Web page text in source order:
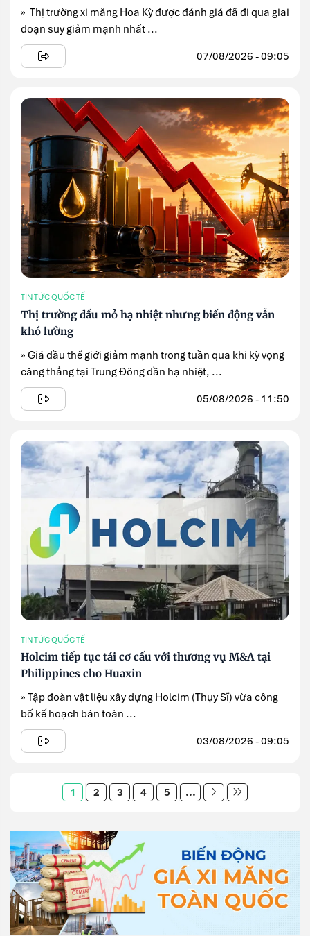
» Thị trường xi măng Hoa Kỳ được đánh giá đã đi qua giai
đoạn suy giảm mạnh nhất ...
07/08/2026 - 09:05
TIN TỨC QUỐC TẾ
Thị trường dầu mỏ hạ nhiệt nhưng biến động vẫn
khó lường
» Giá dầu thế giới giảm mạnh trong tuần qua khi kỳ vọng
căng thẳng tại Trung Đông dần hạ nhiệt, ...
05/08/2026 - 11:50
TIN TỨC QUỐC TẾ
Holcim tiếp tục tái cơ cấu với thương vụ M&A tại
Philippines cho Huaxin
» Tập đoàn vật liệu xây dựng Holcim (Thụy Sĩ) vừa công
bố kế hoạch bán toàn ...
03/08/2026 - 09:05
1 2 3 4 5 ...